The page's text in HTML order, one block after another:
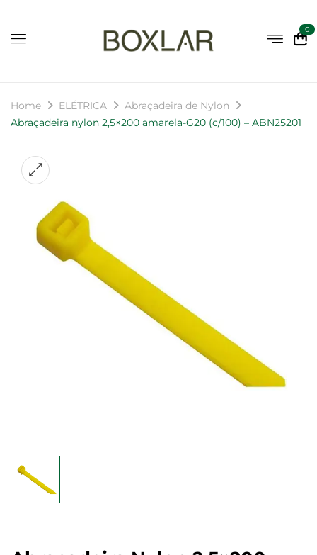
0
Home ELÉTRICA
Abraçadeira de Nylon
Abraçadeira nylon 2,5×200 amarela-G20 (c/100) – ABN25201